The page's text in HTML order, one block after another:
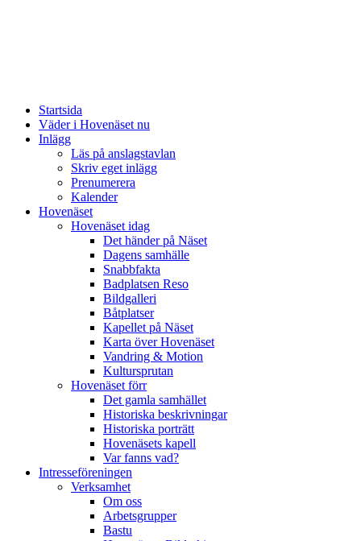
Startsida
Väder i Hovenäset nu
Inlägg
Läs på anslagstavlan
Skriv eget inlägg
Prenumerera
Kalender
Hovenäset
Hovenäset idag
Det händer på Näset
Dagens samhälle
Snabbfakta
Badplatsen Reso
Bildgalleri
Båtplatser
Kapellet på Näset
Karta över Hovenäset
Vandring & Motion
Kultursprutan
Hovenäset förr
Det gamla samhället
Historiska beskrivningar
Historiska porträtt
Hovenäsets kapell
Var fanns vad?
Intresseföreningen
Verksamhet
Om oss
Arbetsgrupper
Bastu